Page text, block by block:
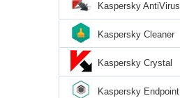
Kaspersky AntiVirus
Kaspersky Cleaner
Kaspersky Crystal
Kaspersky